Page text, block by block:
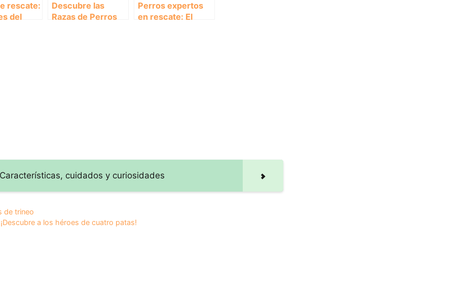
rescate:
del
Descubre las
Razas de Perros
Perros expertos
en rescate: El
cuidados y curiosidades
de trineo
a los héroes de cuatro patas!